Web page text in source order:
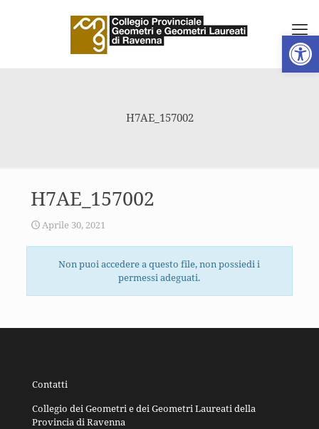
Apri
H7AE_157002
H7AE_157002
Aprile 30, 2021
Non puoi accedere a questo file, non possiedi i
permessi adeguati.
Contatti
Collegio dei Geometri e dei Geometri Laureati della
Provincia di Ravenna